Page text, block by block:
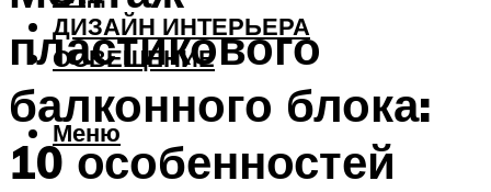
ДИЗАЙН ИНТЕРЬЕРА
ОСВЕЩЕНИЕ
Меню
пластикового
балконного блока:
10 особенностей